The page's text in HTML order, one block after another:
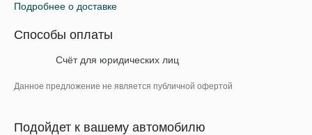
Подробнее о доставке
Способы оплаты
Счёт для юридических лиц
Данное предложение не является публичной офертой
Подойдет к вашему автомобилю